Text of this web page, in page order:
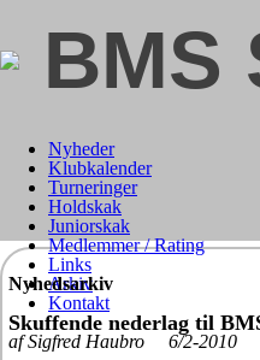
BMS
Nyheder
Klubkalender
Turneringer
Holdskak
Juniorskak
Medlemmer / Rating
Links
Arkiv
Kontakt
Nyhedsarkiv
Skuffende nederlag til
af Sigfred Haubro 6/2-2010